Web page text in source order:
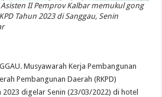
II Pemprov Kalbar memukul gong
Tahun 2023 di Sanggau, Senin
Musyawarah Kerja Pembangunan
Pembangunan Daerah (RKPD)
2023 digelar Senin (23/03/2022) di hotel